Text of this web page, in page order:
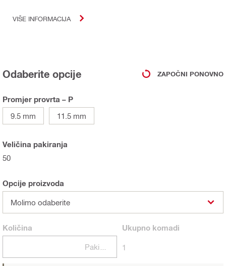
VIŠE INFORMACIJA
Odaberite opcije ZAPOČNI PONOVNO
Promjer provrta – P
9.5 mm
11.5 mm
Veličina pakiranja
50
Opcije proizvoda
Molimo odaberite
Količina Ukupnokomadi
1